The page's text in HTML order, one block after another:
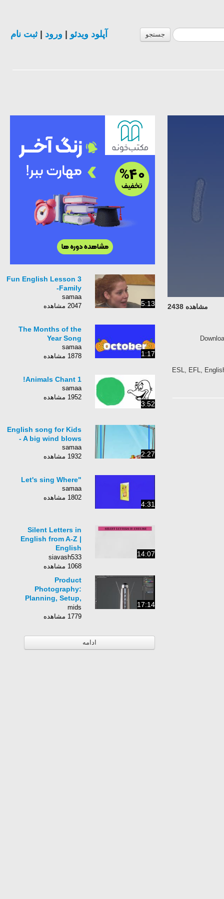
جستجو آپلود ویدئو ورود |ثبت نام
مشاهده 2438
ESL, EFL,
5:13
Fun English Lesson 3
-Family
samaa
2047 مشاهده
1:17
The Months of the
Year Song
samaa
1878 مشاهده
3:52
Animals Chant 1!
samaa
1952 مشاهده
2:27
English song for Kids
- A big wind blows
samaa
1932 مشاهده
4:31
"Let's sing Where
samaa
1802 مشاهده
14:07
Silent Letters in
English from A-Z |
English
Pronunciation
siavash533
1068 مشاهده
17:14
Product
Photography:
Planning, Setup,
Shoot, Post
Processing, to ...
mids
1779 مشاهده
ادامه